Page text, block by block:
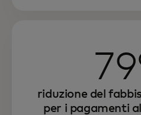
riduzione del
per i pagamenti